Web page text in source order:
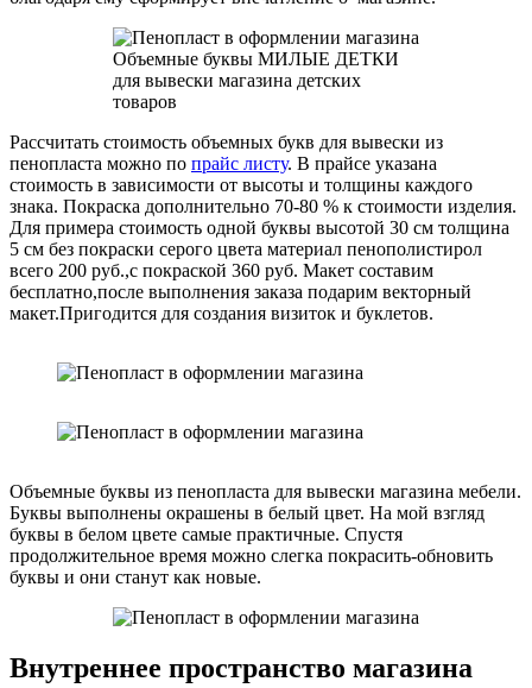
Объемные буквы МИЛЫЕ ДЕТКИ
для вывески магазина детских
товаров
Рассчитать стоимость объемных букв для вывески из
пенопласта можно по прайс листу. В прайсе указана
стоимость в зависимости от высоты и толщины каждого
знака. Покраска дополнительно 70-80 % к стоимости изделия.
Для примера стоимость одной буквы высотой 30 см толщина
5 см без покраски серого цвета материал пенополистирол
всего 200 руб.,с покраской 360 руб. Макет составим
бесплатно,после выполнения заказа подарим векторный
макет.Пригодится для создания визиток и буклетов.
Объемные буквы из пенопласта для вывески магазина мебели.
Буквы выполнены окрашены в белый цвет. На мой взгляд
буквы в белом цвете самые практичные. Спустя
продолжительное время можно слегка покрасить-обновить
буквы и они станут как новые.
Внутреннее пространство магазина